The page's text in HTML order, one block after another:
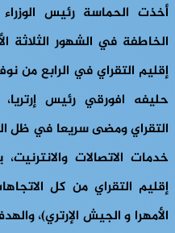
أخذت الحماسة رئيس الوزراء
الخاطفة في الشهور
حليفه افورقي رئيس
التقراي ومضى سريعا في ظل
خدمات الاتصالات
إقليم التقراي من كل
الأمهرا و الجيش الإرتري)،